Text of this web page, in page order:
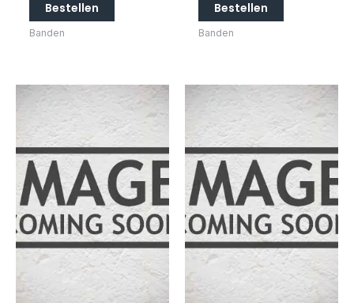
Bestellen
Banden
Bestellen
Banden